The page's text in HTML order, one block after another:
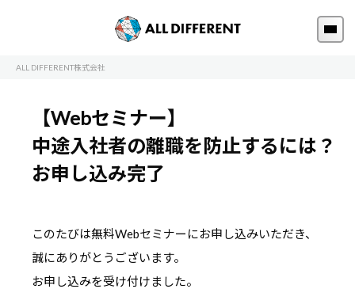
ALL DIFFERENT株式会社
【Webセミナー】
中途入社者の離職を防止するには？
お申し込み完了
このたびは無料Webセミナーにお申し込みいただき、
誠にありがとうございます。
お申し込みを受け付けました。